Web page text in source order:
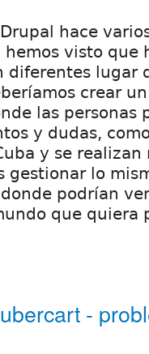
hace
visto que
diferentes lugar
crear
las personas
y dudas,
y se
lo
podrían
que quiera
-